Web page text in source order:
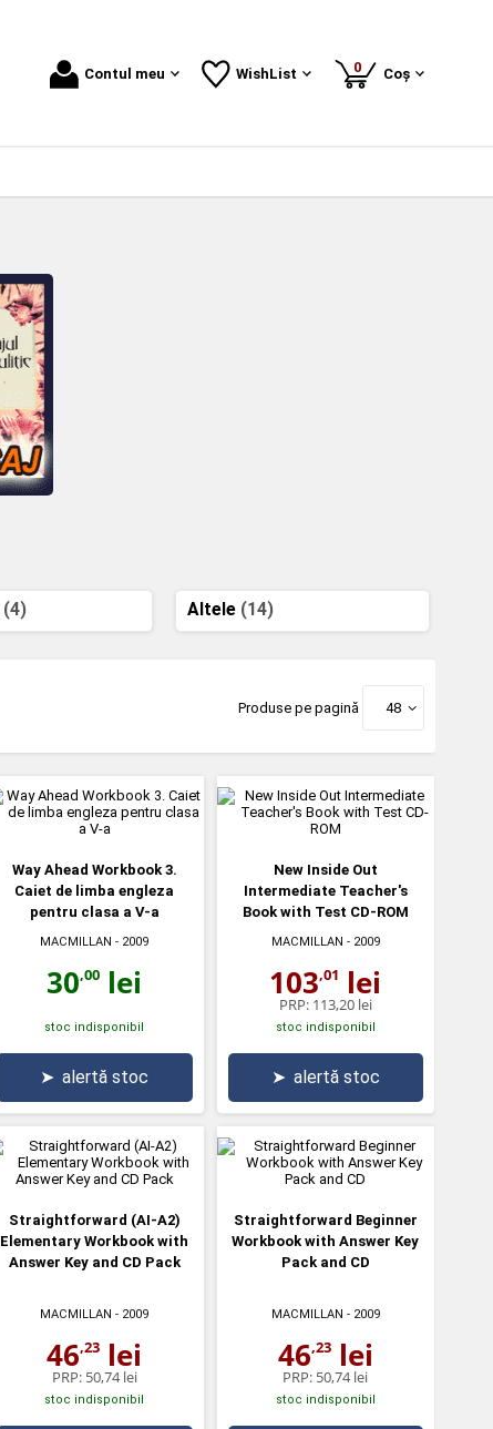
Contul meu WishList 0produse
Coș
(4) Altele (14)
Produse pe pagină 48
Way Ahead Workbook 3.
Caiet de limba engleza
pentru clasa a V-a
MACMILLAN - 2009
30,00 lei
stoc indisponibil
➤ alertă stoc
New Inside Out
Intermediate Teacher's
Book with Test CD-ROM
MACMILLAN - 2009
103,01 lei
PRP: 113,20 lei
stoc indisponibil
➤ alertă stoc
Straightforward (AI-A2)
Elementary Workbook with
Answer Key and CD Pack
MACMILLAN - 2009
46,23 lei
PRP: 50,74 lei
stoc indisponibil
Straightforward Beginner
Workbook with Answer Key
Pack and CD
MACMILLAN - 2009
46,23lei
PRP: 50,74 lei
stoc indisponibil